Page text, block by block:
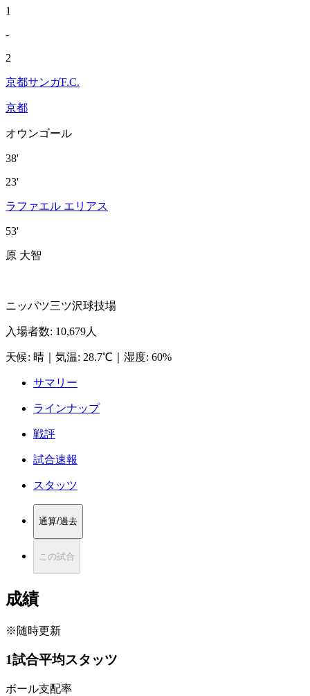
1
-
2
京都サンガF.C.
京都
オウンゴール
38'
23'
ラファエル エリアス
53'
原 大智
ニッパツ三ツ沢球技場
入場者数: 10,679人
天候: 晴 気温: 28.7℃ 湿度: 60%
サマリー
ラインナップ
戦評
試合速報
スタッツ
通算/過去
この試合
成績
※随時更新
1試合平均スタッツ
ボール支配率